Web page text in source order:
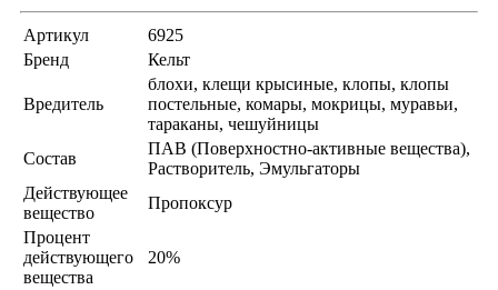
Артикул
6925
Бренд
Кельт
Вредитель
блохи, клещи крысиные, клопы, клопы
постельные, комары, мокрицы, муравьи,
тараканы, чешуйницы
Состав
ПАВ (Поверхностно-активные вещества),
Растворитель, Эмульгаторы
Действующее
вещество
Пропоксур
Процент
действующего
вещества
20%